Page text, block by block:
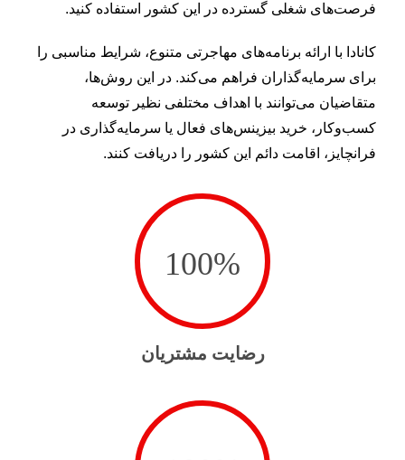
فرصت‌های شغلی گسترده در این کشور استفاده کنید.
کانادا با ارائه برنامه‌های مهاجرتی متنوع، شرایط مناسبی را
برای سرمایه‌گذاران فراهم می‌کند. در این روش‌ها،
متقاضیان می‌توانند با اهداف مختلفی نظیر توسعه
کسب‌وکار، خرید بیزینس‌های فعال یا سرمایه‌گذاری در
فرانچایز، اقامت دائم این کشور را دریافت کنند.
100%
رضایت مشتریان